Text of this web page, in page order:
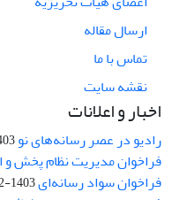
ارسال مقاله
تماس با ما
نقشه سایت
اخبار و اعلانات
رادیو در عصر رسانه‌های نو01
فراخوان مدیریت نظام پخش و
فراخوان سواد رسانه‌ای1403-02-01